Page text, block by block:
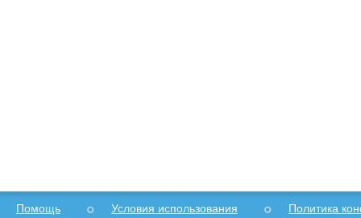
Помощь Условия использования Политика